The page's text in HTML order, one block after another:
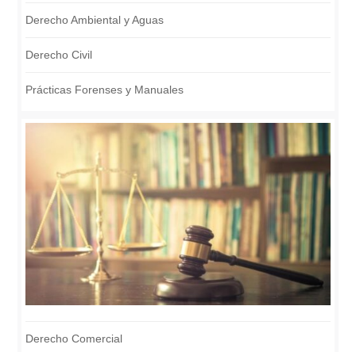
Derecho Ambiental y Aguas
Derecho Civil
Prácticas Forenses y Manuales
Derecho Comercial